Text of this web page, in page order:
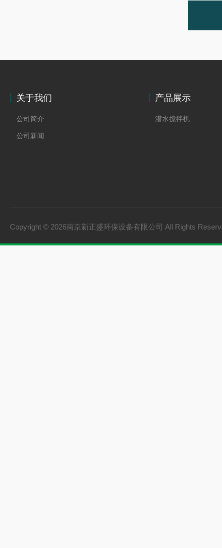
关于我们
公司简介
公司新闻
产品展示
潜水搅拌机
Copyright © 2026南京新正盛环保设备有限公司 All Rights